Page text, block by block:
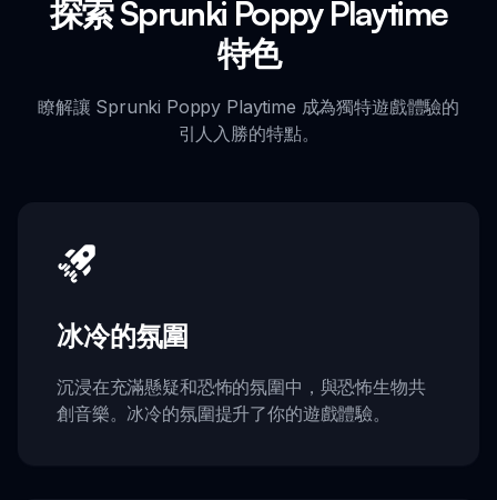
探索 Sprunki Poppy Playtime
特色
瞭解讓 Sprunki Poppy Playtime 成為獨特遊戲體驗的
引人入勝的特點。
冰冷的氛圍
沉浸在充滿懸疑和恐怖的氛圍中，與恐怖生物共
創音樂。冰冷的氛圍提升了你的遊戲體驗。